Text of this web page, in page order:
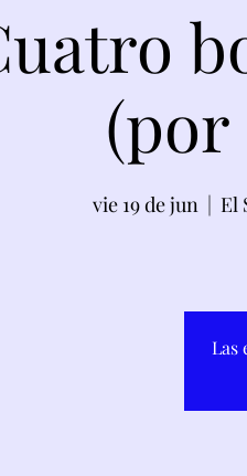
(por
vie 19 de jun
  |
El
Las